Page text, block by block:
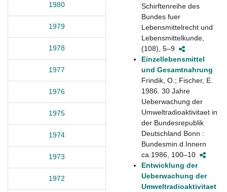
1980
1979
1978
1977
1976
1975
1974
1973
1972
Schirftenreihe des
Bundes fuer
Lebensmittelrecht und
Lebensmittelkunde,
(108), 5–9
Einzellebensmittel
und Gesamtnahrung
Frindik, O.; Fischer, E.
1986. 30 Jahre
Ueberwachung der
Umweltradioaktivitaet in
der Bundesrepublik
Deutschland Bonn :
Bundesmin.d.Innern
ca.1986, 100–10
Entwicklung der
Ueberwachung der
Umweltradioaktivitaet